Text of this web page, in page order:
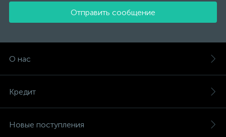
Отправить сообщение
О нас
Кредит
Новые поступления